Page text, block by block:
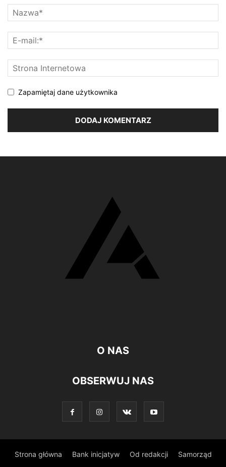
Zapamiętaj dane użytkownika
O NAS
OBSERWUJ NAS
Strona główna Bank inicjatyw Od redakcji Samorząd